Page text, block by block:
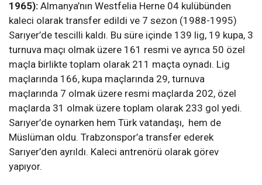
1965): Almanya’nın Westfelia Herne 04 kulübünden
kaleci olarak transfer edildi ve 7 sezon (1988-1995)
Sarıyer’de tescilli kaldı. Bu süre içinde 139 lig, 19 kupa, 3
turnuva maçı olmak üzere 161 resmi ve ayrıca 50 özel
maçla birlikte toplam olarak 211 maçta oynadı. Lig
maçlarında 166, kupa maçlarında 29, turnuva
maçlarında 7 olmak üzere resmi maçlarda 202, özel
maçlarda 31 olmak üzere toplam olarak 233 gol yedi.
Sarıyer’de oynarken hem Türk vatandaşı, hem de
Müslüman oldu. Trabzonspor’a transfer ederek
Sarıyer’den ayrıldı. Kaleci antrenörü olarak görev
yapıyor.